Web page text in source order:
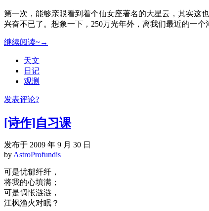
第一次，能够亲眼看到着个仙女座著名的大星云，其实这
兴奋不已了。想象一下，250万光年外，离我们最近的一
继续阅读~→
天文
日记
观测
发表评论?
[诗作]自习课
发布于 2009 年 9 月 30 日
byAstroProfundis
可是忧郁纤纤，
将我的心填满；
可是惆怅涟涟，
江枫渔火对眠？